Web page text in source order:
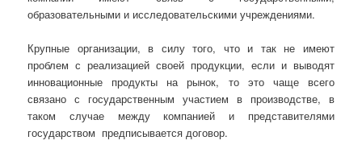
образовательными и исследовательскими учреждениями.
Крупные организации, в силу того, что и так не имеют
проблем с реализацией своей продукции, если и выводят
инновационные продукты на рынок, то это чаще всего
связано с государственным участием в производстве, в
таком случае между компанией и представителями
государством предписывается договор.